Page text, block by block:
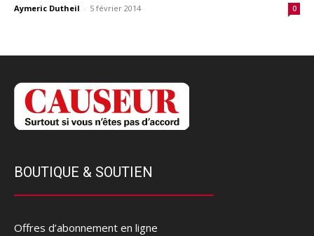
Aymeric Dutheil - 5 février 2014 0
BOUTIQUE & SOUTIEN
Offres d’abonnement en ligne